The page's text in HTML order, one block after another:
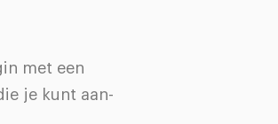
met een
je kunt aan-